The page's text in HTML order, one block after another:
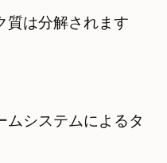
は分解されます
ムシステムによるタ